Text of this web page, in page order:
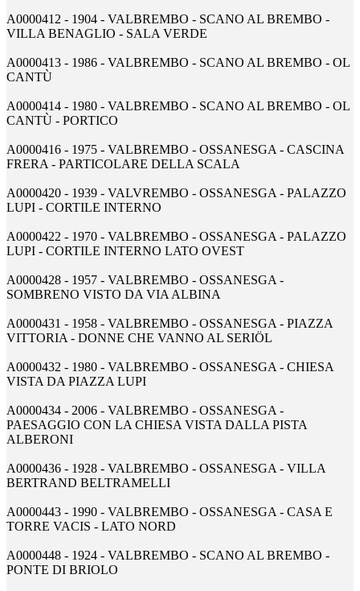
A0000412 - 1904 - VALBREMBO - SCANO AL BREMBO -
VILLA BENAGLIO - SALA VERDE
A0000413 - 1986 - VALBREMBO - SCANO AL BREMBO - OL
CANTÙ
A0000414 - 1980 - VALBREMBO - SCANO AL BREMBO - OL
CANTÙ - PORTICO
A0000416 - 1975 - VALBREMBO - OSSANESGA - CASCINA
FRERA - PARTICOLARE DELLA SCALA
A0000420 - 1939 - VALVREMBO - OSSANESGA - PALAZZO
LUPI - CORTILE INTERNO
A0000422 - 1970 - VALBREMBO - OSSANESGA - PALAZZO
LUPI - CORTILE INTERNO LATO OVEST
A0000428 - 1957 - VALBREMBO - OSSANESGA -
SOMBRENO VISTO DA VIA ALBINA
A0000431 - 1958 - VALBREMBO - OSSANESGA - PIAZZA
VITTORIA - DONNE CHE VANNO AL SERIÖL
A0000432 - 1980 - VALBREMBO - OSSANESGA - CHIESA
VISTA DA PIAZZA LUPI
A0000434 - 2006 - VALBREMBO - OSSANESGA -
PAESAGGIO CON LA CHIESA VISTA DALLA PISTA
ALBERONI
A0000436 - 1928 - VALBREMBO - OSSANESGA - VILLA
BERTRAND BELTRAMELLI
A0000443 - 1990 - VALBREMBO - OSSANESGA - CASA E
TORRE VACIS - LATO NORD
A0000448 - 1924 - VALBREMBO - SCANO AL BREMBO -
PONTE DI BRIOLO